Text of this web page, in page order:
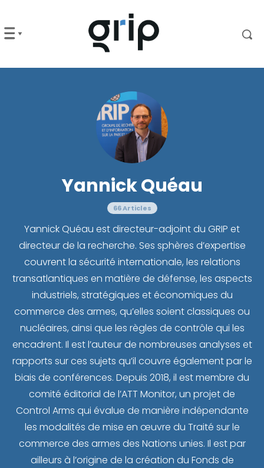
Yannick Quéau
66 Articles
Yannick Quéau est directeur-adjoint du GRIP et
directeur de la recherche. Ses sphères d’expertise
couvrent la sécurité internationale, les relations
transatlantiques en matière de défense, les aspects
industriels, stratégiques et économiques du
commerce des armes, qu’elles soient classiques ou
nucléaires, ainsi que les règles de contrôle qui les
encadrent. Il est l’auteur de nombreuses analyses et
rapports sur ces sujets qu’il couvre également par le
biais de conférences. Depuis 2018, il est membre du
comité éditorial de l’ATT Monitor, un projet de
Control Arms qui évalue de manière indépendante
les modalités de mise en œuvre du Traité sur le
commerce des armes des Nations unies. Il est par
ailleurs à l’origine de la création du Fonds de